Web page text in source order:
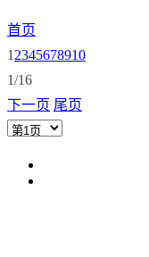
首页
1 2345678910
1/16
下一页 尾页